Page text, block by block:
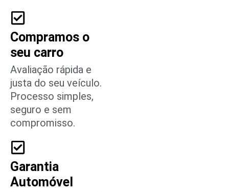
Compramos o
seu carro
Avaliação rápida e
justa do seu veículo.
Processo simples,
seguro e sem
compromisso.
Garantia
Automóvel